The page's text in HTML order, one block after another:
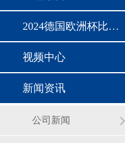
2024德国欧洲杯比赛时间
视频中心
新闻资讯
公司新闻